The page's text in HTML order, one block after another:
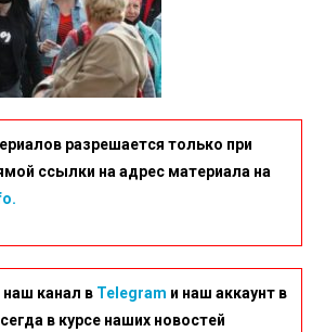
разрешается только при
ссылки на адрес материала на
канал в Telegram и наш аккаунт в
в курсе наших новостей